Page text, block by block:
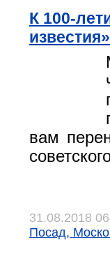
К 100-
известия»
вам
31.08.2018
Посад,